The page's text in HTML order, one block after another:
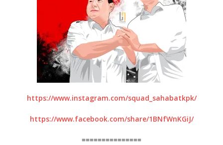
https://www.instagram.com/squad_sahabatkpk/
https://www.facebook.com/share/1BNfWnKGiJ/
===============